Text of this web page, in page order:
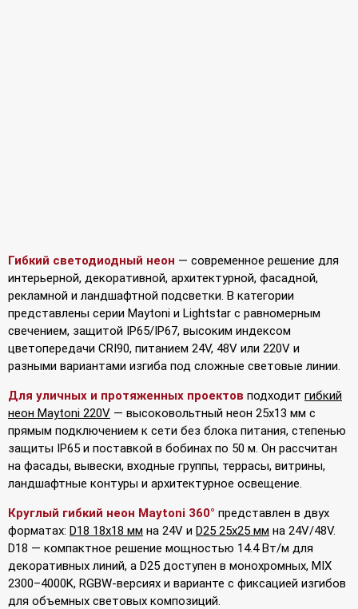
Гибкий светодиодный неон — современное решение для
интерьерной, декоративной, архитектурной, фасадной,
рекламной и ландшафтной подсветки. В категории
представлены серии Maytoni и Lightstar с равномерным
свечением, защитой IP65/IP67, высоким индексом
цветопередачи CRI90, питанием 24V, 48V или 220V и
разными вариантами изгиба под сложные световые линии.
Для уличных и протяженных проектов подходит гибкий
неон Maytoni 220V — высоковольтный неон 25x13 мм с
прямым подключением к сети без блока питания, степенью
защиты IP65 и поставкой в бобинах по 50 м. Он рассчитан
на фасады, вывески, входные группы, террасы, витрины,
ландшафтные контуры и архитектурное освещение.
Круглый гибкий неон Maytoni 360° представлен в двух
форматах: D18 18х18 мм на 24V и D25 25х25 мм на 24V/48V.
D18 — компактное решение мощностью 14.4 Вт/м для
декоративных линий, а D25 доступен в монохромных, MIX
2300–4000K, RGBW-версиях и варианте с фиксацией изгибов
для объемных световых композиций.